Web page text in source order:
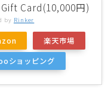
Card(10,000円)
by Rinker
楽天市場
ショッピング